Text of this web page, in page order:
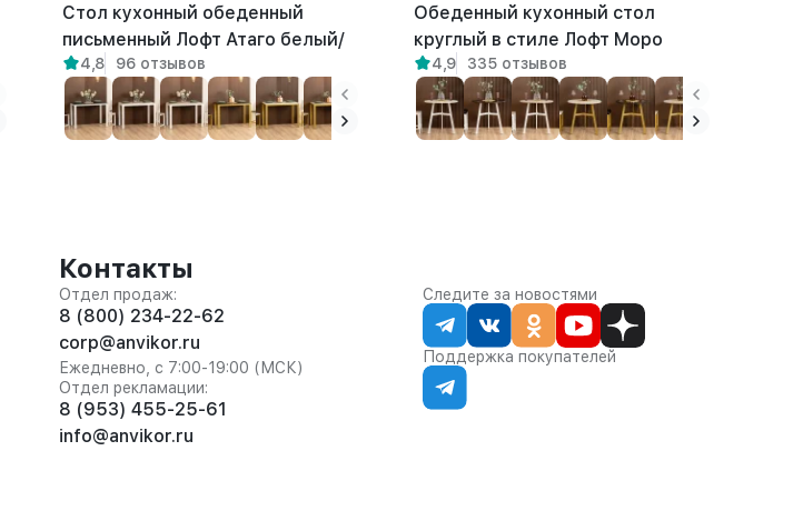
Стол кухонный обеденный
письменный Лофт Атаго белый/
амаретто
4,8 96 отзывов
Обеденный кухонный стол
круглый в стиле Лофт Моро
белый/амаретто
4,9 335 отзывов
Контакты
Отдел продаж:
8 (800) 234-22-62
corp@anvikor.ru
Ежедневно, с 7:00-19:00 (МСК)
Отдел рекламации:
8 (953) 455-25-61
info@anvikor.ru
Следите за новостями
Поддержка покупателей